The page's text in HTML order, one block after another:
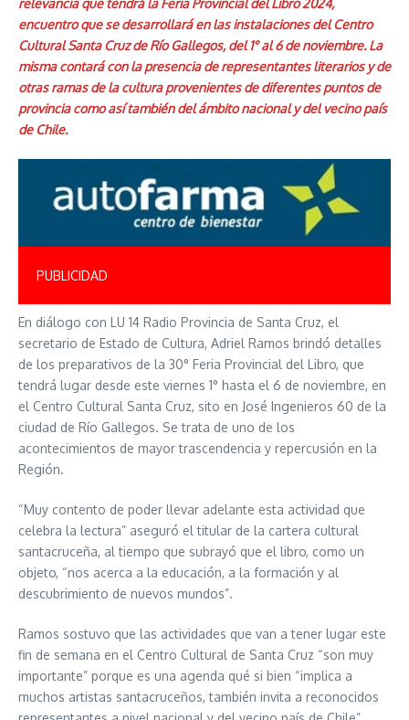
relevancia que tendrá la Feria Provincial del Libro 2024,
encuentro que se desarrollará en las instalaciones del Centro
Cultural Santa Cruz de Río Gallegos, del 1° al 6 de noviembre. La
misma contará con la presencia de representantes literarios y de
otras ramas de la cultura provenientes de diferentes puntos de
provincia como así también del ámbito nacional y del vecino país
de Chile.
PUBLICIDAD
En diálogo con LU 14 Radio Provincia de Santa Cruz, el
secretario de Estado de Cultura, Adriel Ramos brindó detalles
de los preparativos de la 30° Feria Provincial del Libro, que
tendrá lugar desde este viernes 1° hasta el 6 de noviembre, en
el Centro Cultural Santa Cruz, sito en José Ingenieros 60 de la
ciudad de Río Gallegos. Se trata de uno de los
acontecimientos de mayor trascendencia y repercusión en la
Región.
“Muy contento de poder llevar adelante esta actividad que
celebra la lectura” aseguró el titular de la cartera cultural
santacruceña, al tiempo que subrayó que el libro, como un
objeto, “nos acerca a la educación, a la formación y al
descubrimiento de nuevos mundos”.
Ramos sostuvo que las actividades que van a tener lugar este
fin de semana en el Centro Cultural de Santa Cruz “son muy
importante” porque es una agenda qué si bien “implica a
muchos artistas santacruceños, también invita a reconocidos